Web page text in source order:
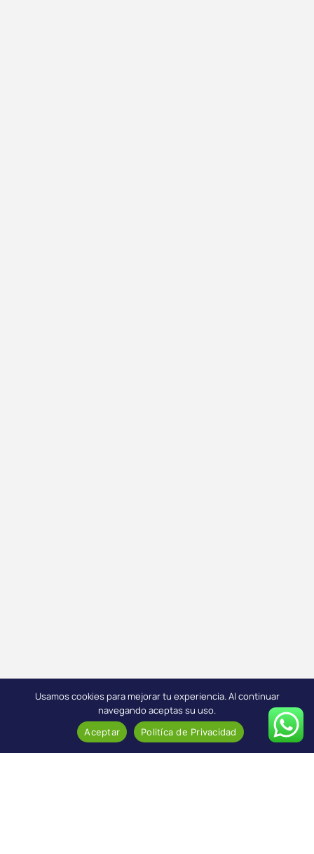
Usamos cookies para mejorar tu experiencia. Al continuar
navegando aceptas su uso.
Aceptar Politíca de Privacidad